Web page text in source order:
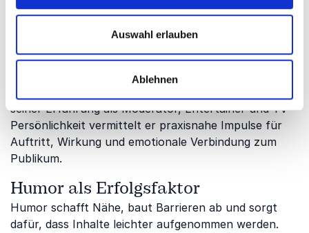
Auswahl erlauben
Ablehnen
Emotionen und Vertrauen. Ob auf der Bühne, in
zu den wirkungsvollsten Werkzeugen moderner
Kommunikation.Amiaz Habtuzeigt, wie Authentizität,
Energie und persönliche Geschichten Menschen
seiner Erfahrung als Moderator, Entertainer und TV-
Persönlichkeit vermittelt er praxisnahe Impulse für
Auftritt, Wirkung und emotionale Verbindung zum
Publikum.
Humor als Erfolgsfaktor
Humor schafft Nähe, baut Barrieren ab und sorgt
dafür, dass Inhalte leichter aufgenommen werden.